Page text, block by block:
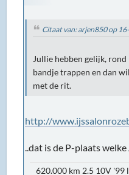
Citaat van: arjen850 op
Jullie hebben gelijk, rond
bandje trappen en dan
met de rit.
http://
..dat is de P-plaats
620.000 km 2.5 10V '99